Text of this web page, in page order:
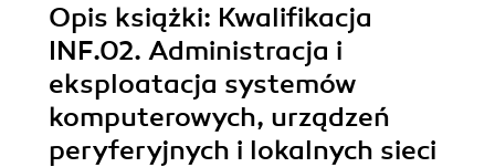
Opis książki: Kwalifikacja
INF.02. Administracja i
eksploatacja systemów
komputerowych, urządzeń
peryferyjnych i lokalnych sieci